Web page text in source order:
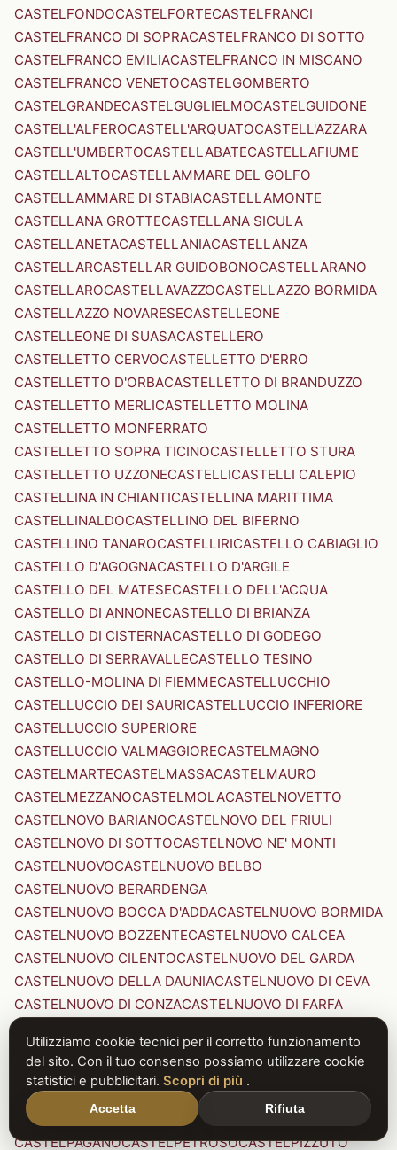
CASTELFONDOCASTELFORTECASTELFRANCI
CASTELFRANCO DI SOPRACASTELFRANCO DI SOTTO
CASTELFRANCO EMILIACASTELFRANCO IN MISCANO
CASTELFRANCO VENETOCASTELGOMBERTO
CASTELGRANDECASTELGUGLIELMOCASTELGUIDONE
CASTELL'ALFEROCASTELL'ARQUATOCASTELL'AZZARA
CASTELL'UMBERTOCASTELLABATECASTELLAFIUME
CASTELLALTOCASTELLAMMARE DEL GOLFO
CASTELLAMMARE DI STABIACASTELLAMONTE
CASTELLANA GROTTECASTELLANA SICULA
CASTELLANETACASTELLANIACASTELLANZA
CASTELLARCASTELLAR GUIDOBONOCASTELLARANO
CASTELLAROCASTELLAVAZZOCASTELLAZZO BORMIDA
CASTELLAZZO NOVARESECASTELLEONE
CASTELLEONE DI SUASACASTELLERO
CASTELLETTO CERVOCASTELLETTO D'ERRO
CASTELLETTO D'ORBACASTELLETTO DI BRANDUZZO
CASTELLETTO MERLICASTELLETTO MOLINA
CASTELLETTO MONFERRATO
CASTELLETTO SOPRA TICINOCASTELLETTO STURA
CASTELLETTO UZZONECASTELLICASTELLI CALEPIO
CASTELLINA IN CHIANTICASTELLINA MARITTIMA
CASTELLINALDOCASTELLINO DEL BIFERNO
CASTELLINO TANAROCASTELLIRICASTELLO CABIAGLIO
CASTELLO D'AGOGNACASTELLO D'ARGILE
CASTELLO DEL MATESECASTELLO DELL'ACQUA
CASTELLO DI ANNONECASTELLO DI BRIANZA
CASTELLO DI CISTERNACASTELLO DI GODEGO
CASTELLO DI SERRAVALLECASTELLO TESINO
CASTELLO-MOLINA DI FIEMMECASTELLUCCHIO
CASTELLUCCIO DEI SAURICASTELLUCCIO INFERIORE
CASTELLUCCIO SUPERIORE
CASTELLUCCIO VALMAGGIORECASTELMAGNO
CASTELMARTECASTELMASSACASTELMAURO
CASTELMEZZANOCASTELMOLACASTELNOVETTO
CASTELNOVO BARIANOCASTELNOVO DEL FRIULI
CASTELNOVO DI SOTTOCASTELNOVO NE' MONTI
CASTELNUOVOCASTELNUOVO BELBO
CASTELNUOVO BERARDENGA
CASTELNUOVO BOCCA D'ADDACASTELNUOVO BORMIDA
CASTELNUOVO BOZZENTECASTELNUOVO CALCEA
CASTELNUOVO CILENTOCASTELNUOVO DEL GARDA
CASTELNUOVO DELLA DAUNIACASTELNUOVO DI CEVA
CASTELNUOVO DI CONZACASTELNUOVO DI FARFA
CASTELNUOVO DI PORTO CASTELNUOVO DON BOSCO
CASTELNUOVO MAGRACASTELNUOVO NIGRA
CASTELNUOVO PARANOCASTELNUOVO RANGONE
CASTELNUOVO SCRIVIA
CASTELNUOVO VAL DI CECINA
CASTELPAGANOCASTELPETROSOCASTELPIZZUTO
Utilizziamo cookie tecnici per il corretto funzionamento
del sito. Con il tuo consenso possiamo utilizzare cookie
statistici e pubblicitari. Scopri di più .
Accetta Rifiuta